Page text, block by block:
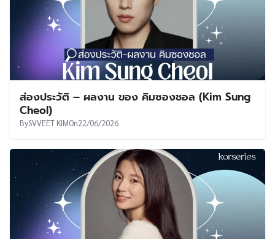
ส่องประวัติ – ผลงาน ของ คิมซองชอล (Kim Sung
Cheol)
BySVVEET KIMOn22/06/2026